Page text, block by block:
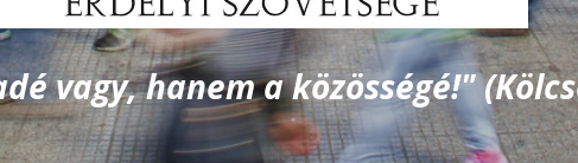
vagy, hanem a közösségé!"